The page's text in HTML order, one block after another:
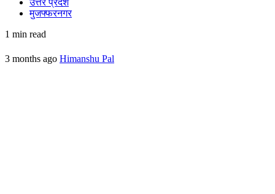
उत्तर प्रदेश
मुजफ्फरनगर
1 min read
3 months ago Himanshu Pal